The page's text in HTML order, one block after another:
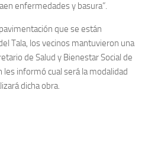
enfermedades y basura”.
que se están
Tala, los vecinos mantuvieron una
de Salud y Bienestar Social de
les informó cual será la modalidad
dicha obra.